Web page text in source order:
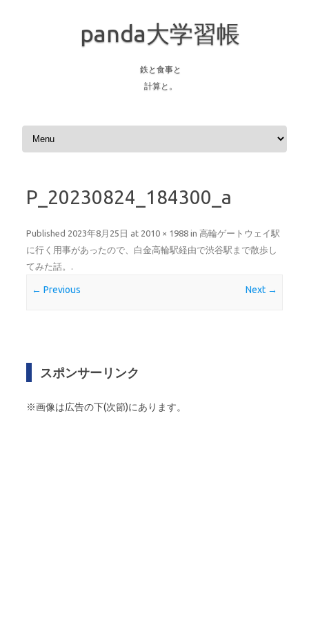
panda大学習帳
鉄と食事と
計算と。
Skip to content
P_20230824_184300_a
Published 2023年8月25日 at 2010 × 1988 in 高輪ゲートウェイ駅
に行く用事があったので、白金高輪駅経由で渋谷駅まで散歩し
てみた話。 .
← Previous Next →
スポンサーリンク
※画像は広告の下(次節)にあります。